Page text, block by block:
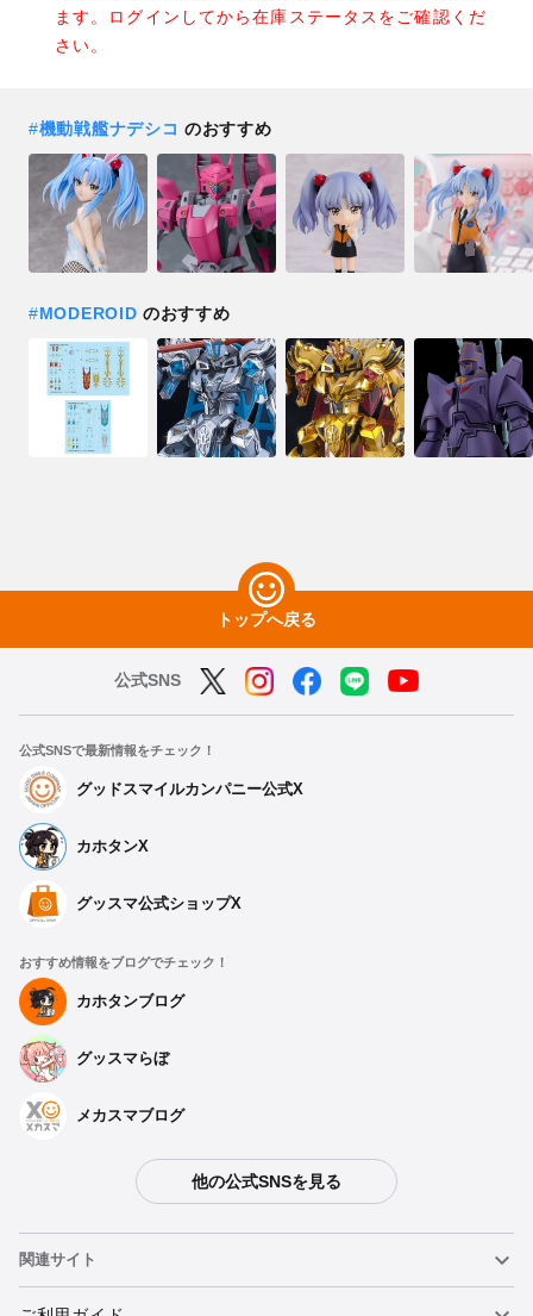
ます。ログインしてから在庫ステータスをご確認くだ
さい。
#機動戦艦ナデシコ のおすすめ
#MODEROID のおすすめ
トップへ戻る
公式SNS
公式SNSで最新情報をチェック！
グッドスマイルカンパニー公式X
カホタンX
グッスマ公式ショップX
おすすめ情報をブログでチェック！
カホタンブログ
グッスマらぼ
メカスマブログ
他の公式SNSを見る
関連サイト